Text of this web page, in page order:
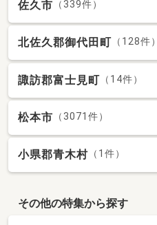
佐久市 （339件）
北佐久郡御代田町 （128件）
諏訪郡富士見町 （14件）
松本市 （3071件）
小県郡青木村 （1件）
その他の特集から探す